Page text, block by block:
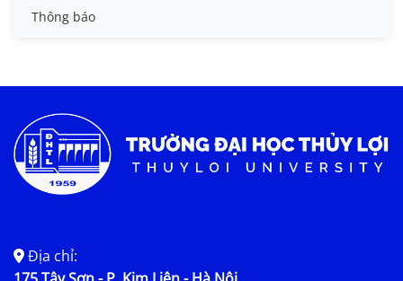
Tin đào tạo
Tin tức chung
Thông báo
Địa chỉ: